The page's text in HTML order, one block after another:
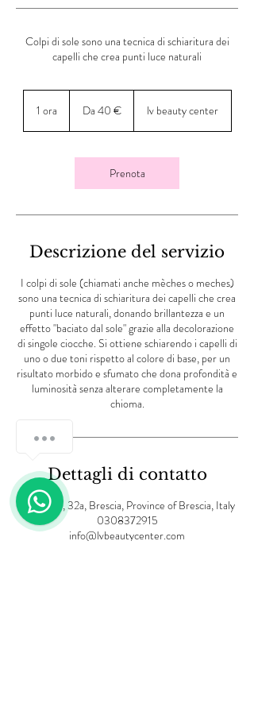
Colpi di sole sono una tecnica di schiaritura dei
capelli che crea punti luce naturali
1 ora
euroDa 40 € lv beauty center
Prenota
Descrizione del servizio
I colpi di sole (chiamati anche mèches o meches)
sono una tecnica di schiaritura dei capelli che crea
punti luce naturali, donando brillantezza e un
effetto "baciato dal sole" grazie alla decolorazione
di singole ciocche. Si ottiene schiarendo i capelli di
uno o due toni rispetto al colore di base, per un
risultato morbido e sfumato che dona profondità e
luminosità senza alterare completamente la
chioma.
Dettagli di contatto
Via Creta, 32a, Brescia, Province of Brescia, Italy
0308372915
info@lvbeautycenter.com